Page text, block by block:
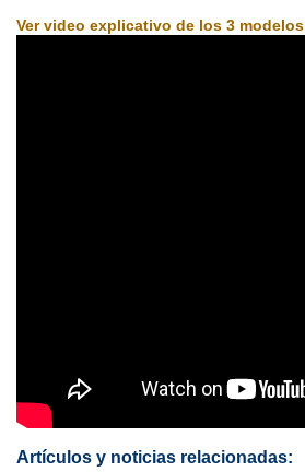
Ver video explicativo de los 3 modelos
Artículos y noticias relacionadas: